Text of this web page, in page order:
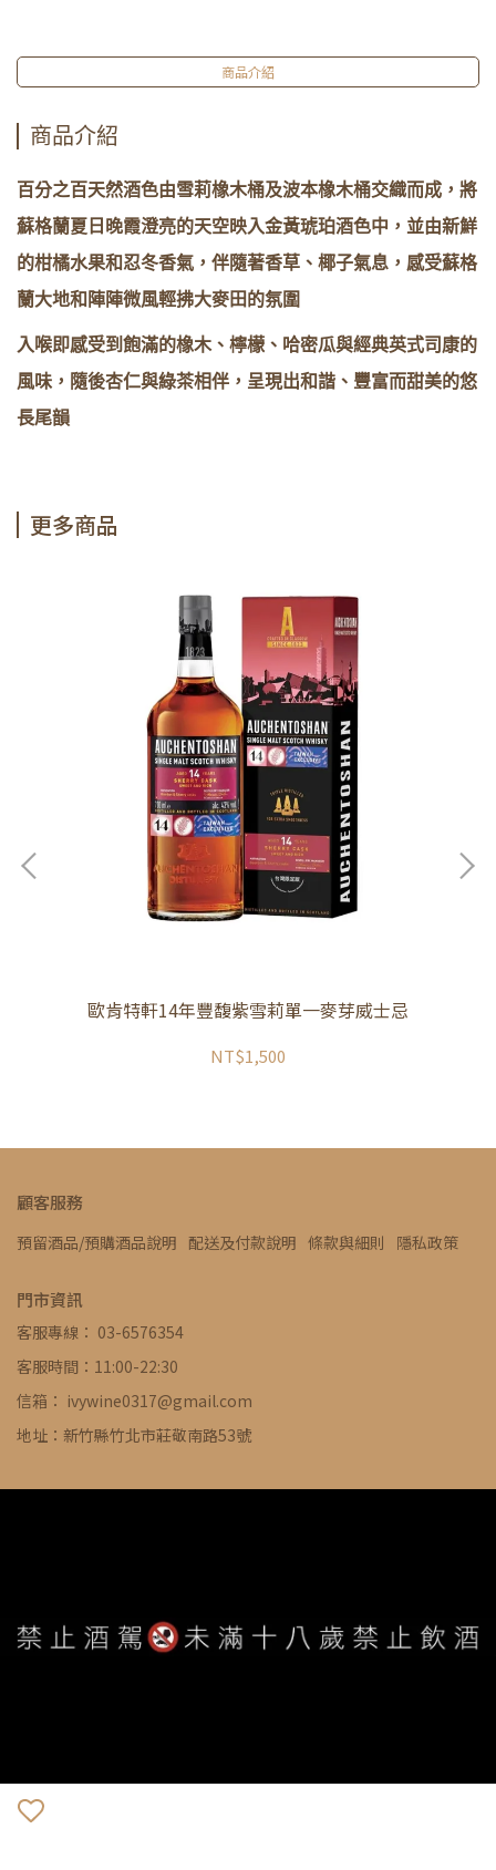
商品介紹
商品介紹
百分之百天然酒色由雪莉橡木桶及波本橡木桶交織而成，將
蘇格蘭夏日晚霞澄亮的天空映入金黃琥珀酒色中，並由新鮮
的柑橘水果和忍冬香氣，伴隨著香草、椰子氣息，感受蘇格
蘭大地和陣陣微風輕拂大麥田的氛圍
入喉即感受到飽滿的橡木、檸檬、哈密瓜與經典英式司康的
風味，隨後杏仁與綠茶相伴，呈現出和諧、豐富而甜美的悠
長尾韻
更多商品
歐肯特軒14年豐馥紫雪莉單一麥芽威士忌
NT$1,500
顧客服務
預留酒品/預購酒品說明 配送及付款說明 條款與細則 隱私政策
門市資訊
客服專線： 03-6576354
客服時間：11:00-22:30
信箱： ivywine0317@gmail.com
地址：新竹縣竹北市莊敬南路53號